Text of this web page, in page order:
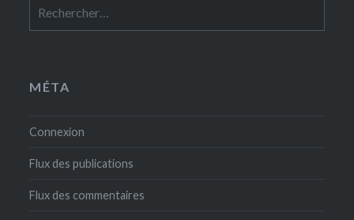
MÉTA
Connexion
Flux des publications
Flux des commentaires